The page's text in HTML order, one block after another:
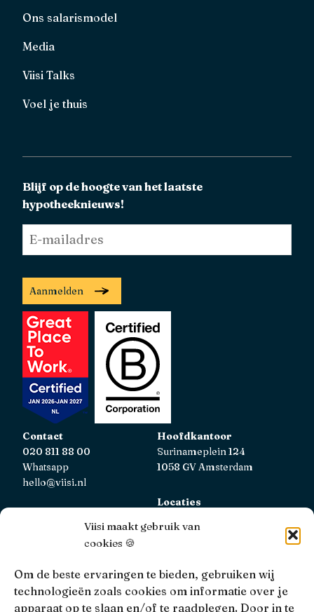
Viisi maakt gebruik van
cookies 🍪
Om de beste ervaringen te bieden, gebruiken wij
technologieën zoals cookies om informatie over je
apparaat op te slaan en/of te raadplegen. Door in te
Ons salarismodel
Media
Viisi Talks
Voel je thuis
Blijf op de hoogte van het laatste
hypotheeknieuws!
E-
mailadres *
Aanmelden
Contact
020 811 88 00
Whatsapp
hello@viisi.nl
Hoofdkantoor
Surinameplein 124
1058 GV Amsterdam
Locaties
Viisi Hypotheken is geregistreerd bij de AFM.
Registratienummer: 12039833